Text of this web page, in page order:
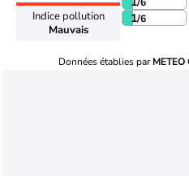
Indice pollution
Mauvais
1/6
Données établies par